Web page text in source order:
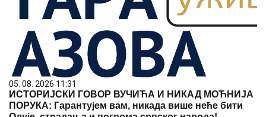
05. 08. 2026 11:31
ИСТОРИЈСКИ ГОВОР ВУЧИЋА И НИКАД МОЋНИЈА
ПОРУКА: Гарантујем вам, никада више неће бити